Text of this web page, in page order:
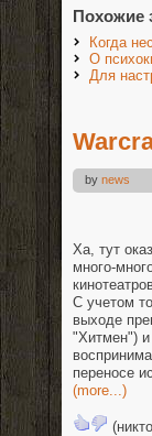
Похожие
Когда
О
Для
by news
Ха, тут
много-
С учетом
выходе
"Хитмен")
переносе
(more...)